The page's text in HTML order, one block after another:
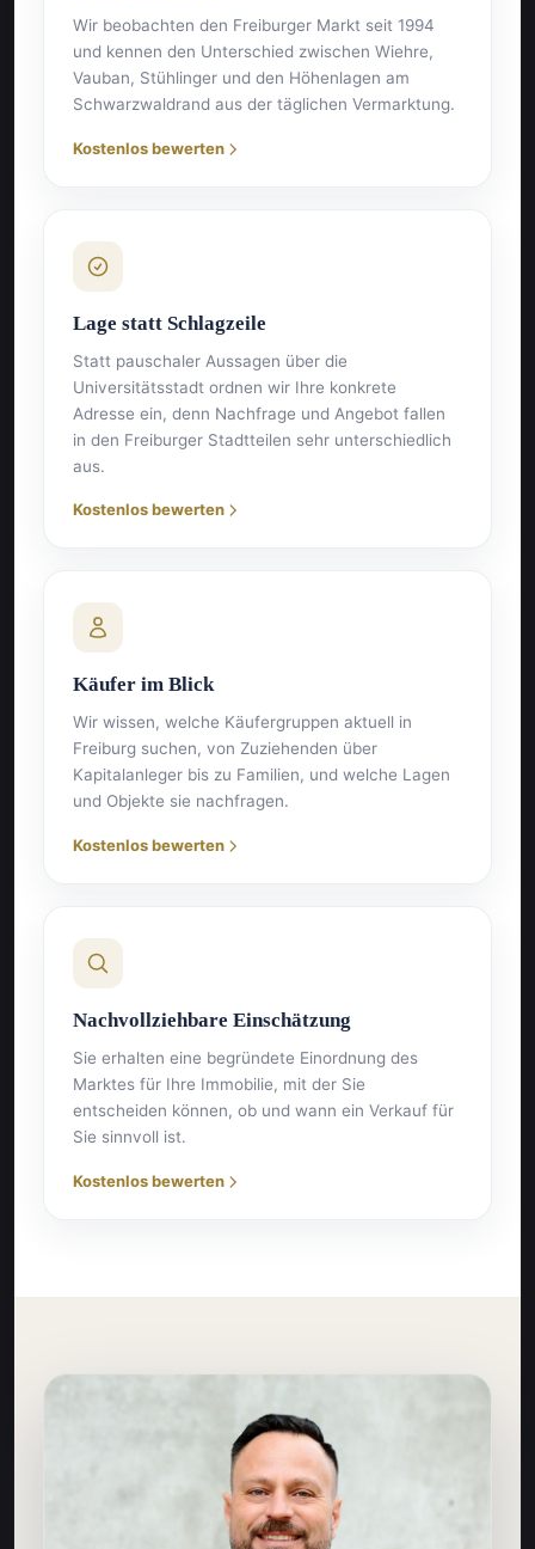
Wir beobachten den Freiburger Markt seit 1994
und kennen den Unterschied zwischen Wiehre,
Vauban, Stühlinger und den Höhenlagen am
Schwarzwaldrand aus der täglichen Vermarktung.
Kostenlos bewerten
Lage statt Schlagzeile
Statt pauschaler Aussagen über die
Universitätsstadt ordnen wir Ihre konkrete
Adresse ein, denn Nachfrage und Angebot fallen
in den Freiburger Stadtteilen sehr unterschiedlich
aus.
Kostenlos bewerten
Käufer im Blick
Wir wissen, welche Käufergruppen aktuell in
Freiburg suchen, von Zuziehenden über
Kapitalanleger bis zu Familien, und welche Lagen
und Objekte sie nachfragen.
Kostenlos bewerten
Nachvollziehbare Einschätzung
Sie erhalten eine begründete Einordnung des
Marktes für Ihre Immobilie, mit der Sie
entscheiden können, ob und wann ein Verkauf für
Sie sinnvoll ist.
Kostenlos bewerten